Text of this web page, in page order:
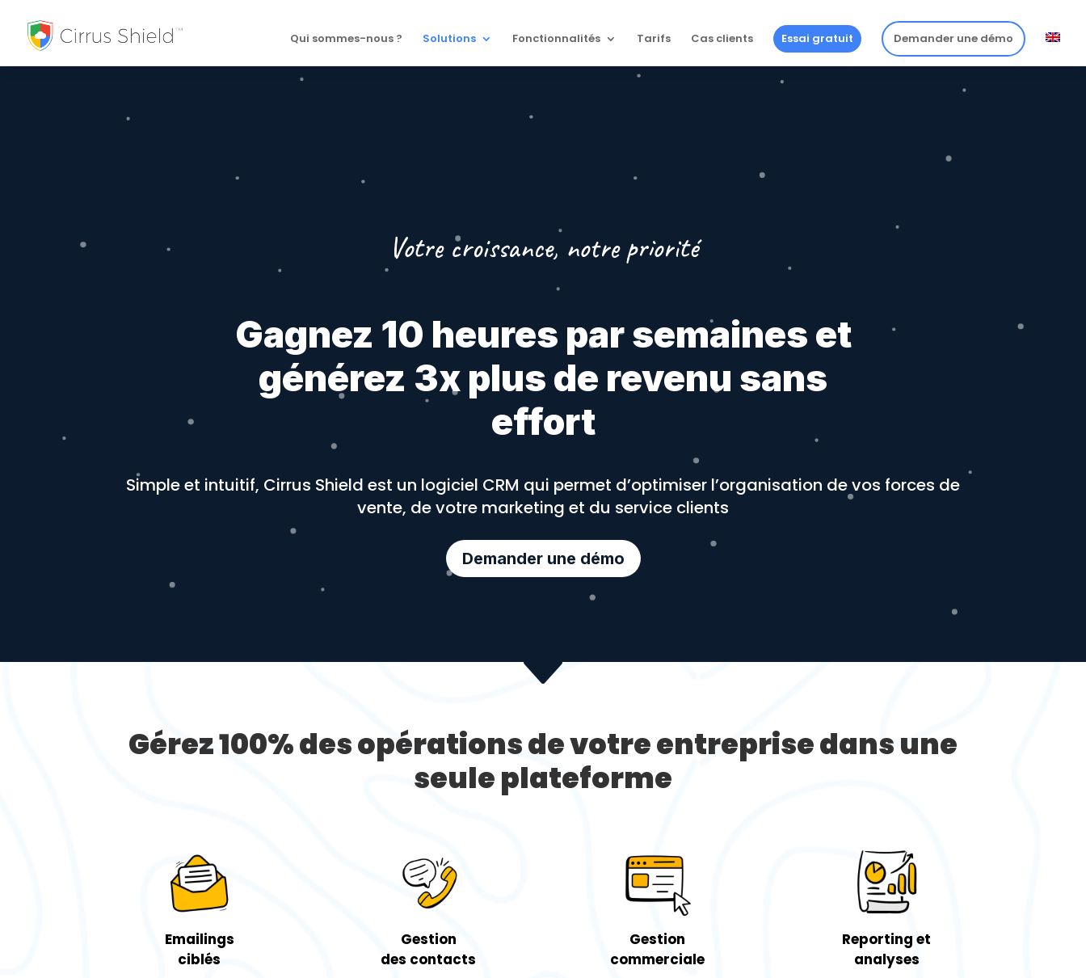
Qui sommes-nous ? Solutions Fonctionnalités Tarifs Cas clients Essai gratuit Demander une démo
Votre croissance, notre priorité
Gagnez 10 heures par semaines et
générez 3x plus de revenu sans
effort
Simple et intuitif, Cirrus Shield est un logiciel CRM qui permet d’optimiser l’organisation de vos forces de
vente, de votre marketing et du service clients
Demander une démo
C
Gérez 100% des opérations de votre entreprise dans une
seule plateforme
Emailings
ciblés
Gestion
des contacts
Gestion
commerciale
Reporting et
analyses